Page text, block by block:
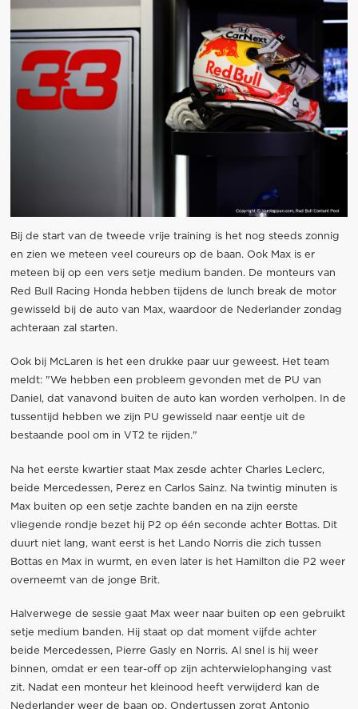
Bij de start van de tweede vrije training is het nog steeds zonnig
en zien we meteen veel coureurs op de baan. Ook Max is er
meteen bij op een vers setje medium banden. De monteurs van
Red Bull Racing Honda hebben tijdens de lunch break de motor
gewisseld bij de auto van Max, waardoor de Nederlander zondag
achteraan zal starten.
Ook bij McLaren is het een drukke paar uur geweest. Het team
meldt: "We hebben een probleem gevonden met de PU van
Daniel, dat vanavond buiten de auto kan worden verholpen. In de
tussentijd hebben we zijn PU gewisseld naar eentje uit de
bestaande pool om in VT2 te rijden."
Na het eerste kwartier staat Max zesde achter Charles Leclerc,
beide Mercedessen, Perez en Carlos Sainz. Na twintig minuten is
Max buiten op een setje zachte banden en na zijn eerste
vliegende rondje bezet hij P2 op één seconde achter Bottas. Dit
duurt niet lang, want eerst is het Lando Norris die zich tussen
Bottas en Max in wurmt, en even later is het Hamilton die P2 weer
overneemt van de jonge Brit.
Halverwege de sessie gaat Max weer naar buiten op een gebruikt
setje medium banden. Hij staat op dat moment vijfde achter
beide Mercedessen, Pierre Gasly en Norris. Al snel is hij weer
binnen, omdat er een tear-off op zijn achterwielophanging vast
zit. Nadat een monteur het kleinood heeft verwijderd kan de
Nederlander weer de baan op. Ondertussen zorgt Antonio